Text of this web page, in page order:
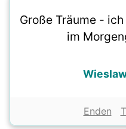
Große Träume -
im
Enden